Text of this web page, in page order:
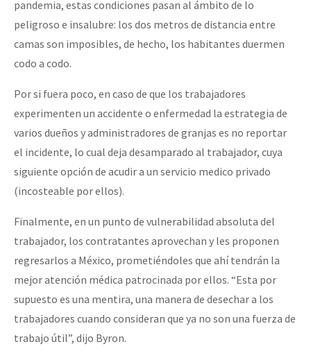
pandemia, estas condiciones pasan al ámbito de lo
peligroso e insalubre: los dos metros de distancia entre
camas son imposibles, de hecho, los habitantes duermen
codo a codo.
Por si fuera poco, en caso de que los trabajadores
experimenten un accidente o enfermedad la estrategia de
varios dueños y administradores de granjas es no reportar
el incidente, lo cual deja desamparado al trabajador, cuya
siguiente opción de acudir a un servicio medico privado
(incosteable por ellos).
Finalmente, en un punto de vulnerabilidad absoluta del
trabajador, los contratantes aprovechan y les proponen
regresarlos a México, prometiéndoles que ahí tendrán la
mejor atención médica patrocinada por ellos. “Esta por
supuesto es una mentira, una manera de desechar a los
trabajadores cuando consideran que ya no son una fuerza de
trabajo útil”, dijo Byron.